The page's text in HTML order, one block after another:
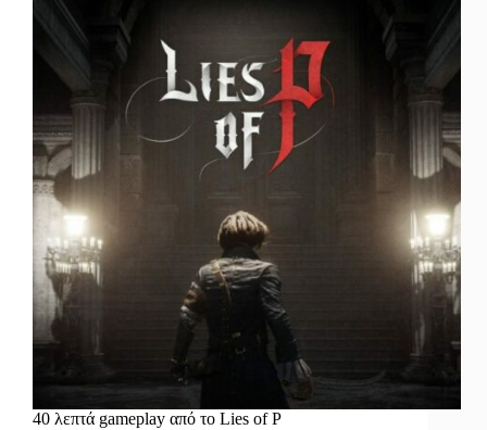
40 λεπτά gameplay από το Lies of P